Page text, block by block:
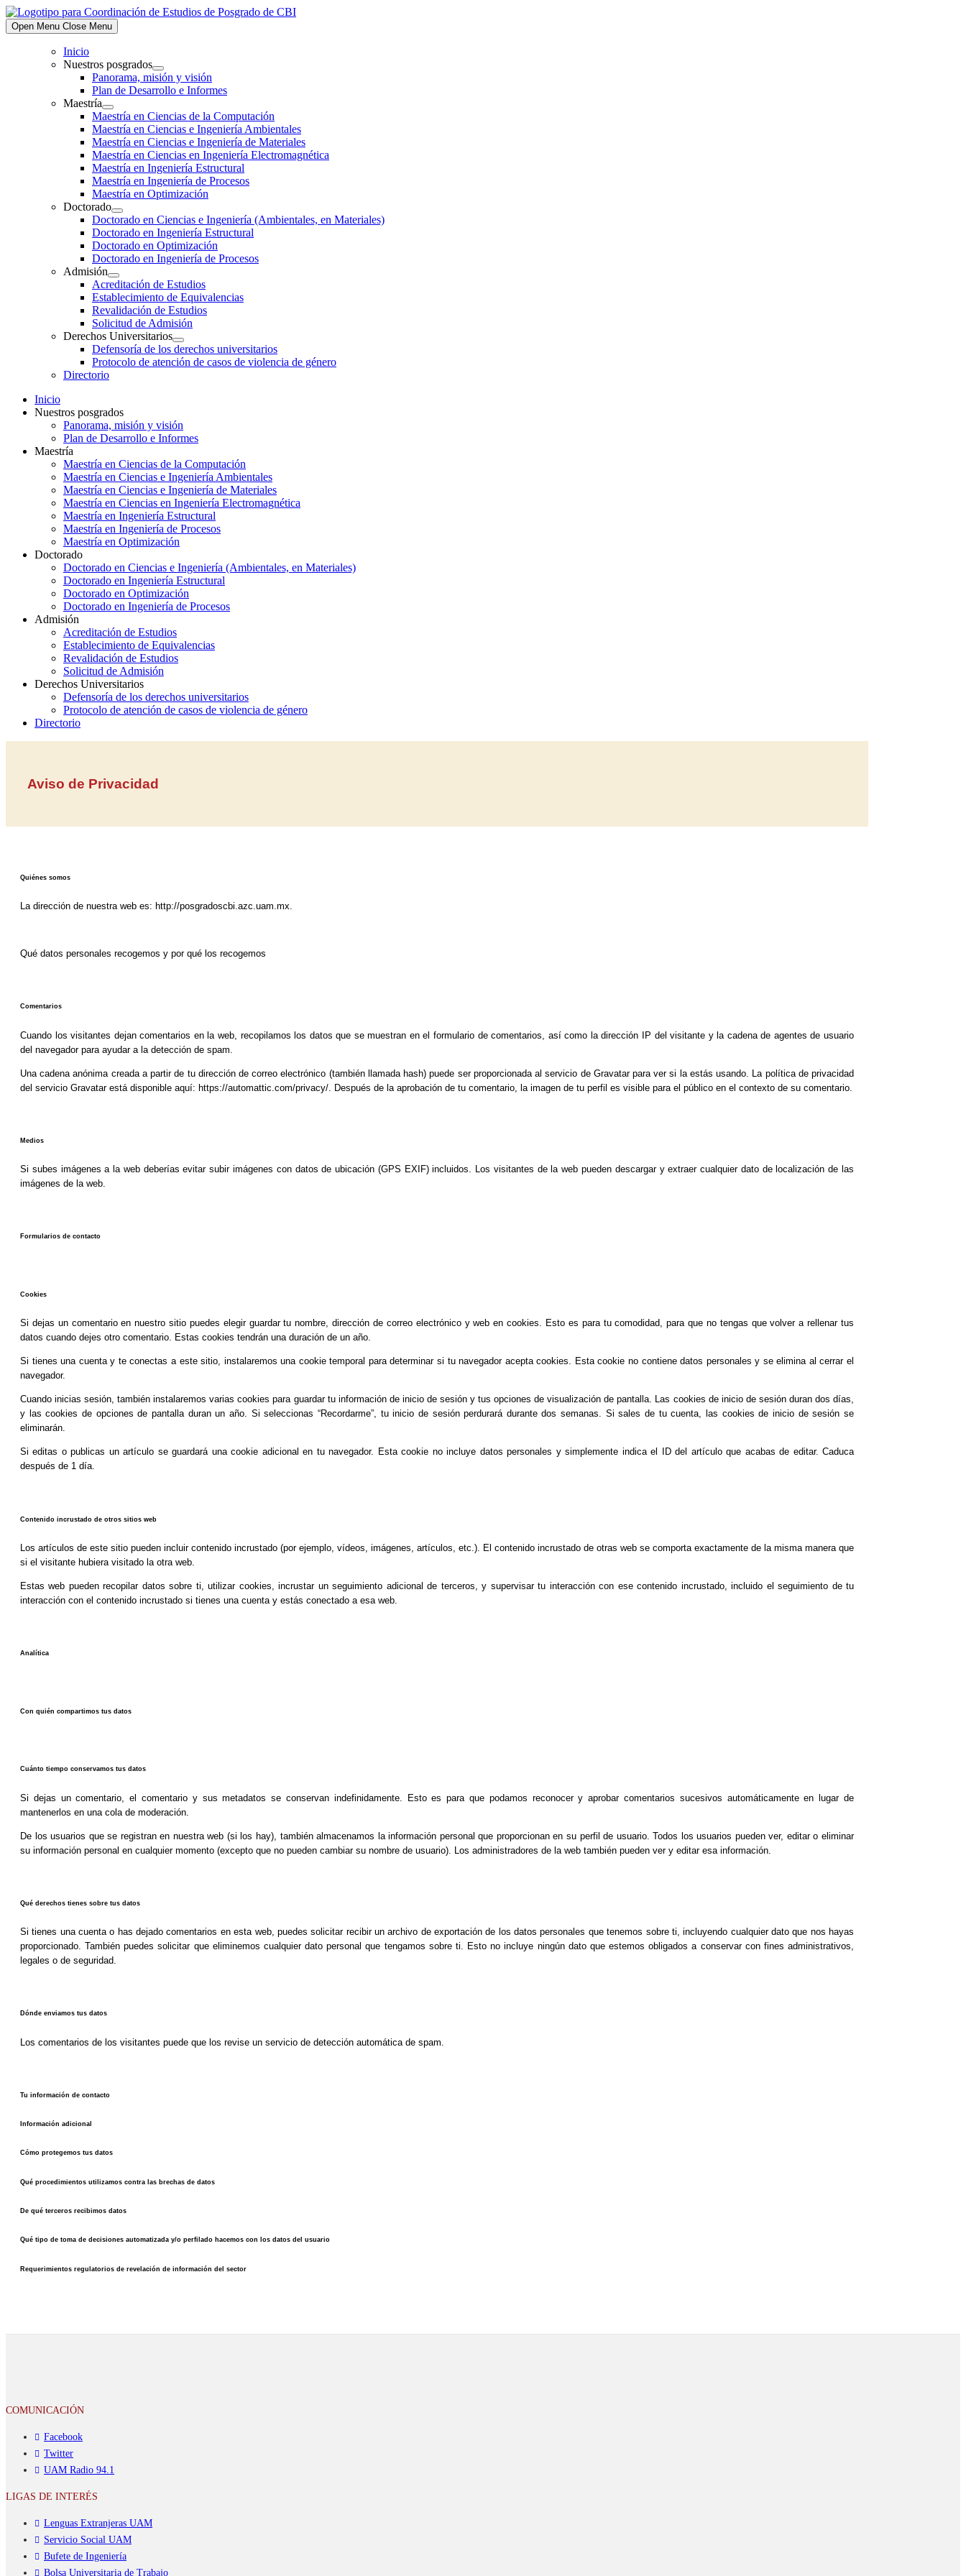
Skip
to
content
Open Menu Close Menu
Inicio
Nuestros posgrados
Show
sub
menu
Panorama, misión y visión
Plan de Desarrollo e Informes
Maestría
Show
sub
menu
Maestría en Ciencias de la Computación
Maestría en Ciencias e Ingeniería Ambientales
Maestría en Ciencias e Ingeniería de Materiales
Maestría en Ciencias en Ingeniería Electromagnética
Maestría en Ingeniería Estructural
Maestría en Ingeniería de Procesos
Maestría en Optimización
Doctorado
Show
sub
menu
Doctorado en Ciencias e Ingeniería (Ambientales, en Materiales)
Doctorado en Ingeniería Estructural
Doctorado en Optimización
Doctorado en Ingeniería de Procesos
Admisión
Show
sub
menu
Acreditación de Estudios
Establecimiento de Equivalencias
Revalidación de Estudios
Solicitud de Admisión
Derechos Universitarios
Show
sub
menu
Defensoría de los derechos universitarios
Protocolo de atención de casos de violencia de género
Directorio
Inicio
Nuestros posgrados
Panorama, misión y visión
Plan de Desarrollo e Informes
Maestría
Maestría en Ciencias de la Computación
Maestría en Ciencias e Ingeniería Ambientales
Maestría en Ciencias e Ingeniería de Materiales
Maestría en Ciencias en Ingeniería Electromagnética
Maestría en Ingeniería Estructural
Maestría en Ingeniería de Procesos
Maestría en Optimización
Doctorado
Doctorado en Ciencias e Ingeniería (Ambientales, en Materiales)
Doctorado en Ingeniería Estructural
Doctorado en Optimización
Doctorado en Ingeniería de Procesos
Admisión
Acreditación de Estudios
Establecimiento de Equivalencias
Revalidación de Estudios
Solicitud de Admisión
Derechos Universitarios
Defensoría de los derechos universitarios
Protocolo de atención de casos de violencia de género
Directorio
Aviso de Privacidad
Quiénes somos
La dirección de nuestra web es: http://posgradoscbi.azc.uam.mx.
Qué datos personales recogemos y por qué los recogemos
Comentarios
Cuando los visitantes dejan comentarios en la web, recopilamos los datos que se muestran en el formulario de comentarios, así como la dirección IP del visitante y la cadena de agentes de usuario
del navegador para ayudar a la detección de spam.
Una cadena anónima creada a partir de tu dirección de correo electrónico (también llamada hash) puede ser proporcionada al servicio de Gravatar para ver si la estás usando. La política de privacidad
del servicio Gravatar está disponible aquí: https://automattic.com/privacy/. Después de la aprobación de tu comentario, la imagen de tu perfil es visible para el público en el contexto de su comentario.
Medios
Si subes imágenes a la web deberías evitar subir imágenes con datos de ubicación (GPS EXIF) incluidos. Los visitantes de la web pueden descargar y extraer cualquier dato de localización de las
imágenes de la web.
Formularios de contacto
Cookies
Si dejas un comentario en nuestro sitio puedes elegir guardar tu nombre, dirección de correo electrónico y web en cookies. Esto es para tu comodidad, para que no tengas que volver a rellenar tus
datos cuando dejes otro comentario. Estas cookies tendrán una duración de un año.
Si tienes una cuenta y te conectas a este sitio, instalaremos una cookie temporal para determinar si tu navegador acepta cookies. Esta cookie no contiene datos personales y se elimina al cerrar el
navegador.
Cuando inicias sesión, también instalaremos varias cookies para guardar tu información de inicio de sesión y tus opciones de visualización de pantalla. Las cookies de inicio de sesión duran dos días,
y las cookies de opciones de pantalla duran un año. Si seleccionas “Recordarme”, tu inicio de sesión perdurará durante dos semanas. Si sales de tu cuenta, las cookies de inicio de sesión se
eliminarán.
Si editas o publicas un artículo se guardará una cookie adicional en tu navegador. Esta cookie no incluye datos personales y simplemente indica el ID del artículo que acabas de editar. Caduca
después de 1 día.
Contenido incrustado de otros sitios web
Los artículos de este sitio pueden incluir contenido incrustado (por ejemplo, vídeos, imágenes, artículos, etc.). El contenido incrustado de otras web se comporta exactamente de la misma manera que
si el visitante hubiera visitado la otra web.
Estas web pueden recopilar datos sobre ti, utilizar cookies, incrustar un seguimiento adicional de terceros, y supervisar tu interacción con ese contenido incrustado, incluido el seguimiento de tu
interacción con el contenido incrustado si tienes una cuenta y estás conectado a esa web.
Analítica
Con quién compartimos tus datos
Cuánto tiempo conservamos tus datos
Si dejas un comentario, el comentario y sus metadatos se conservan indefinidamente. Esto es para que podamos reconocer y aprobar comentarios sucesivos automáticamente en lugar de
mantenerlos en una cola de moderación.
De los usuarios que se registran en nuestra web (si los hay), también almacenamos la información personal que proporcionan en su perfil de usuario. Todos los usuarios pueden ver, editar o eliminar
su información personal en cualquier momento (excepto que no pueden cambiar su nombre de usuario). Los administradores de la web también pueden ver y editar esa información.
Qué derechos tienes sobre tus datos
Si tienes una cuenta o has dejado comentarios en esta web, puedes solicitar recibir un archivo de exportación de los datos personales que tenemos sobre ti, incluyendo cualquier dato que nos hayas
proporcionado. También puedes solicitar que eliminemos cualquier dato personal que tengamos sobre ti. Esto no incluye ningún dato que estemos obligados a conservar con fines administrativos,
legales o de seguridad.
Dónde enviamos tus datos
Los comentarios de los visitantes puede que los revise un servicio de detección automática de spam.
Tu información de contacto
Información adicional
Cómo protegemos tus datos
Qué procedimientos utilizamos contra las brechas de datos
De qué terceros recibimos datos
Qué tipo de toma de decisiones automatizada y/o perfilado hacemos con los datos del usuario
Requerimientos regulatorios de revelación de información del sector
COMUNICACIÓN
Facebook
Twitter
UAM Radio 94.1
LIGAS DE INTERÉS
Lenguas Extranjeras UAM
Servicio Social UAM
Bufete de Ingeniería
Bolsa Universitaria de Trabajo